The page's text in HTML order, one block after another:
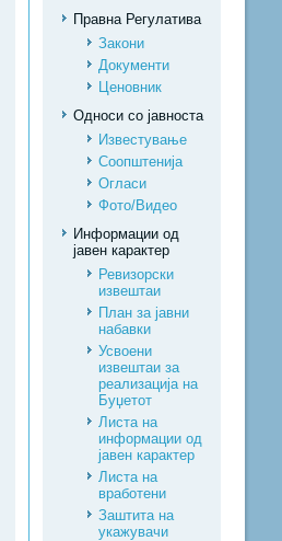
Правна Регулатива
Закони
Документи
Ценовник
Односи со јавноста
Известување
Соопштенија
Огласи
Фото/Видео
Информации од
јавен карактер
Ревизорски
извештаи
План за јавни
набавки
Усвоени
извештаи за
реализација на
Буџетот
Листа на
информации од
јавен карактер
Листа на
вработени
Заштита на
укажувачи